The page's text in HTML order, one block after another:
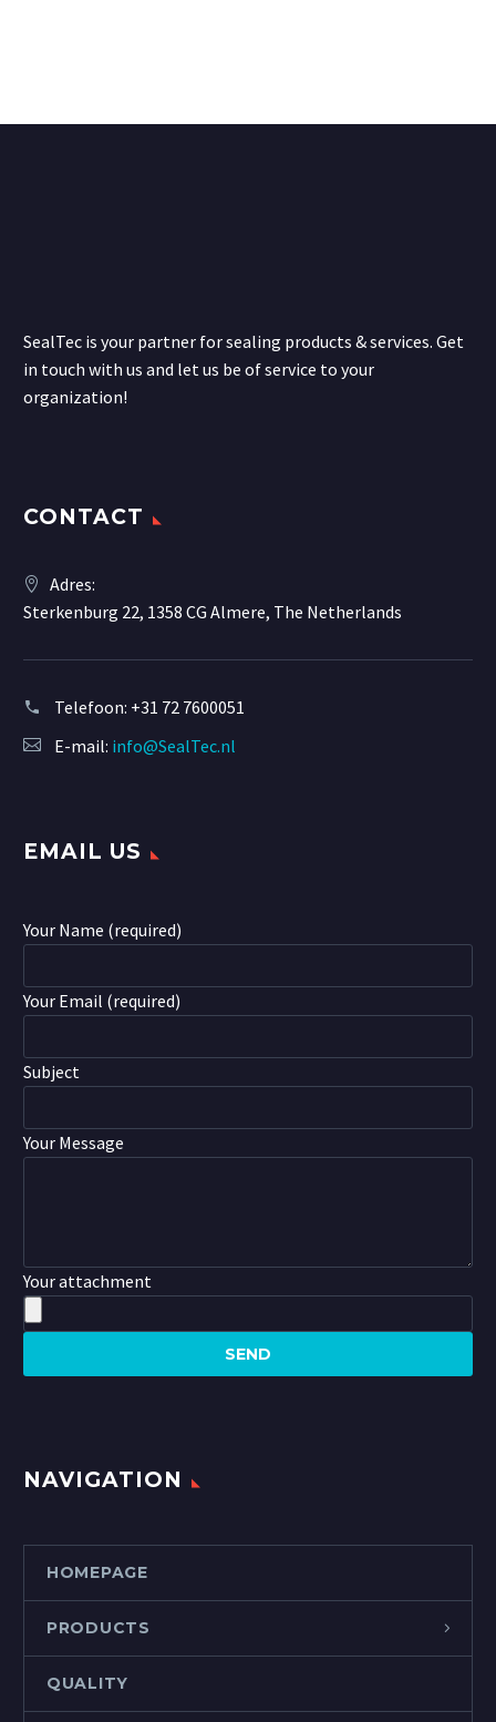
SealTec is your partner for sealing products & services. Get
in touch with us and let us be of service to your
organization!
CONTACT
Adres:
Sterkenburg 22, 1358 CG Almere, The Netherlands
Telefoon: +31 72 7600051
E-mail: info@SealTec.nl
EMAIL US
Your Name (required)
Your Email (required)
Subject
Your Message
Your attachment
NAVIGATION
HOMEPAGE
PRODUCTS
QUALITY